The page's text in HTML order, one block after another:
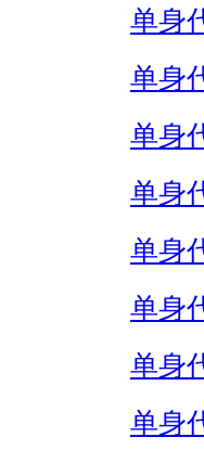
单身
单身
单身
单身
单身
单身
单身
单身